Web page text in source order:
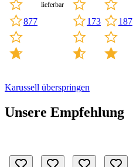
877
lieferbar
173 187
Karussell überspringen
Unsere Empfehlung